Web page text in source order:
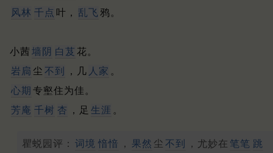
风林 千点 叶， 乱飞 鸦。
小茜 墙阴 白芨 花。
岩扃 尘 不到 ，几 人家 。
心期 专壑住为佳。
芳庵 千树 杏 ，足 生涯 。
瞿蜕园评： 词境 愔愔 ， 果然 尘 不到 ，尤妙在 笔笔 跳